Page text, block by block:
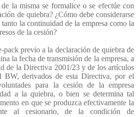
la misma se formalice o se efectúe con
de quiebra? ¿Cómo debe considerarse
la continuidad de la empresa como la
de la cesión?
pack previo a la declaración de quiebra de
la fecha de transmisión de la empresa, a
de la Directiva 2001/23 y de los artículos
BW, derivados de esta Directiva, por el
para la cesión de la empresa
a la quiebra, o bien se determina tal
en que se produzca efectivamente la
al cesionario, de la condición de